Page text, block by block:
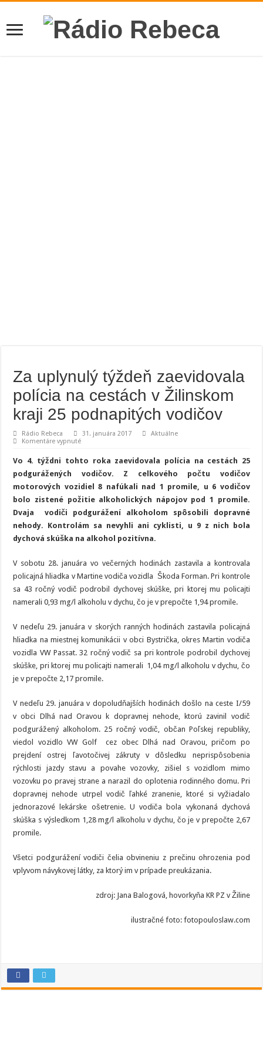
Za uplynulý týždeň zaevidovala
polícia na cestách v Žilinskom
kraji 25 podnapitých vodičov
Rádio Rebeca 31. januára 2017
Aktuálne
Komentáre vypnuténa
uplynulý
týždeň
zaevidovala
na
cestách
v
Žilinskom
kraji
25
vodičov
Vo 4. týždni tohto roka zaevidovala polícia na cestách 25
podgurážených vodičov. Z celkového počtu vodičov
motorových vozidiel 8 nafúkali nad 1 promile, u 6 vodičov
bolo zistené požitie alkoholických nápojov pod 1 promile.
Dvaja vodiči podgurážení alkoholom spôsobili dopravné
nehody. Kontrolám sa nevyhli ani cyklisti, u 9 z nich bola
dychová skúška na alkohol pozitívna.
V sobotu 28. januára vo večerných hodinách zastavila a kontrovala
policajná hliadka v Martine vodiča vozidla Škoda Forman. Pri kontrole
sa 43 ročný vodič podrobil dychovej skúške, pri ktorej mu policajti
namerali 0,93 mg/l alkoholu v dychu, čo je v prepočte 1,94 promile.
V nedeľu 29. januára v skorých ranných hodinách zastavila policajná
hliadka na miestnej komunikácii v obci Bystrička, okres Martin vodiča
vozidla VW Passat. 32 ročný vodič sa pri kontrole podrobil dychovej
skúške, pri ktorej mu policajti namerali 1,04 mg/l alkoholu v dychu, čo
je v prepočte 2,17 promile.
V nedeľu 29. januára v dopoludňajších hodinách došlo na ceste I/59
v obci Dlhá nad Oravou k dopravnej nehode, ktorú zavinil vodič
podgurážený alkoholom. 25 ročný vodič, občan Poľskej republiky,
viedol vozidlo VW Golf cez obec Dlhá nad Oravou, pričom po
prejdení ostrej ľavotočivej zákruty v dôsledku neprispôsobenia
rýchlosti jazdy stavu a povahe vozovky, zišiel s vozidlom mimo
vozovku po pravej strane a narazil do oplotenia rodinného domu. Pri
dopravnej nehode utrpel vodič ľahké zranenie, ktoré si vyžiadalo
jednorazové lekárske ošetrenie. U vodiča bola vykonaná dychová
skúška s výsledkom 1,28 mg/l alkoholu v dychu, čo je v prepočte 2,67
promile.
Všetci podgurážení vodiči čelia obvineniu z prečinu ohrozenia pod
vplyvom návykovej látky, za ktorý im v prípade preukázania.
zdroj: Jana Balogová, hovorkyňa KR PZ v Žiline
ilustračné foto: fotopouloslaw.com